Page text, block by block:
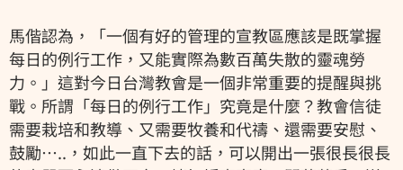
馬偕認為，「一個有好的管理的宣教區應該是既掌握
每日的例行工作，又能實際為數百萬失散的靈魂勞
力。」這對今日台灣教會是一個非常重要的提醒與挑
戰。所謂「每日的例行工作」究竟是什麼？教會信徒
需要栽培和教導、又需要牧養和代禱、還需要安慰、
鼓勵…..，如此一直下去的話，可以開出一張很長很長